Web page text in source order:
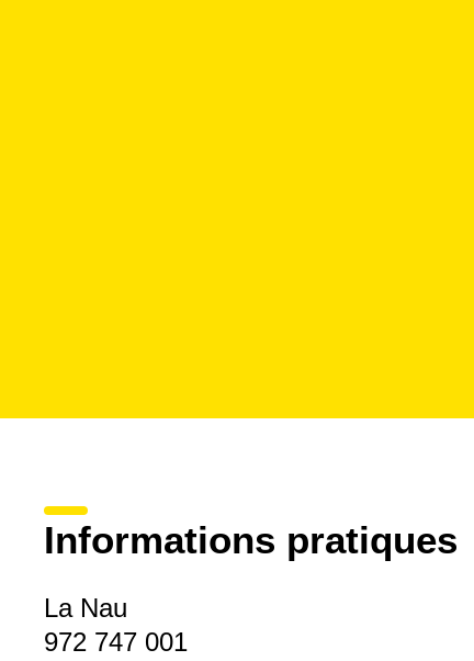
Informations pratiques
La Nau
972 747 001